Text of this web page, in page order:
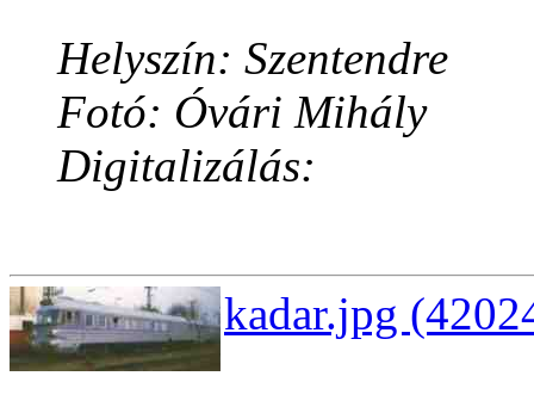
Helyszín: Szentendre
Fotó: Óvári Mihály
Digitalizálás:
kadar.jpg